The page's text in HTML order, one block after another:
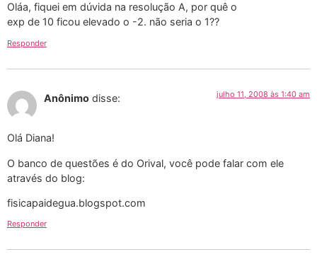
Oláa, fiquei em dúvida na resolução A, por quê o
exp de 10 ficou elevado o -2. não seria o 1??
Responder
Anônimo disse: julho 11, 2008 às 1:40 am
Olá Diana!
O banco de questões é do Orival, você pode falar com ele
através do blog:
fisicapaidegua.blogspot.com
Responder